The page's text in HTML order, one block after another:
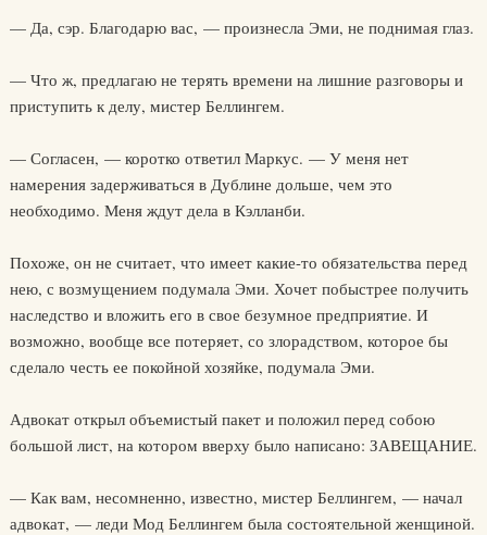
— Да, сэр. Благодарю вас, — произнесла Эми, не поднимая глаз.
— Что ж, предлагаю не терять времени на лишние разговоры и
приступить к делу, мистер Беллингем.
— Согласен, — коротко ответил Маркус. — У меня нет
намерения задерживаться в Дублине дольше, чем это
необходимо. Меня ждут дела в Кэлланби.
Похоже, он не считает, что имеет какие-то обязательства перед
нею, с возмущением подумала Эми. Хочет побыстрее получить
наследство и вложить его в свое безумное предприятие. И
возможно, вообще все потеряет, со злорадством, которое бы
сделало честь ее покойной хозяйке, подумала Эми.
Адвокат открыл объемистый пакет и положил перед собою
большой лист, на котором вверху было написано: ЗАВЕЩАНИЕ.
— Как вам, несомненно, известно, мистер Беллингем, — начал
адвокат, — леди Мод Беллингем была состоятельной женщиной.